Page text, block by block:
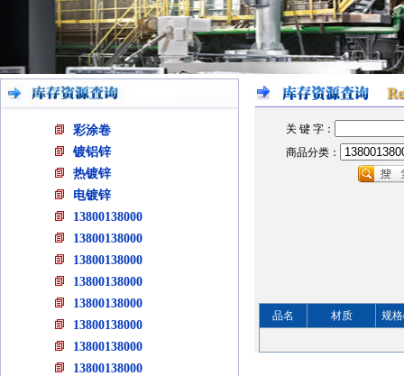
彩涂卷
镀铝锌
热镀锌
电镀锌
13800138000
13800138000
13800138000
13800138000
13800138000
13800138000
13800138000
13800138000
关 键 字：
商品分类：
品名 材质 规